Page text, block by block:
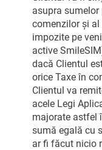
asupra
comenzilor și al
impozite pe
active
dacă Clientul
orice Taxe în
Clientul va
acele Legi
majorate astfel
sumă egală cu
ar fi făcut nicio